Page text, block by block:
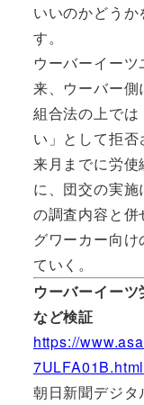
いいのかどう
す。
ウーバーイー
来、ウーバー
組合法の上で
い」として拒否
来月までに労
に、団交の実
の調査内容と
グワーカー向
ていく。
ウーバーイー
など検証
https://
7ULFA01B.html
朝日新聞デジ